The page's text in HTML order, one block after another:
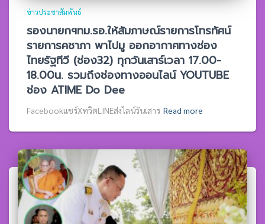
ข่าวประชาสัมพันธ์
รองนายกฯทม.รอ.ให้สัมภาษณ์รายการโทรทัศน์
รายการคชาภา พาไปมู ออกอากาศทางช่อง
ไทยรัฐทีวี (ช่อง32) ทุกวันเสาร์เวลา 17.00-
18.00น. รวมถึงช่องทางออนไลน์ YOUTUBE
ช่อง ATIME Do Dee
Facebookแชร์XทวิตLINEส่งไลน์วันเสาร Read more